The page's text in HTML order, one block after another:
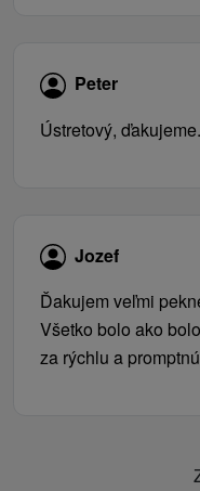
Peter
Ústretový, ďakujeme.
Jozef
Ďakujem veľmi
Všetko bolo ako
za rýchlu a